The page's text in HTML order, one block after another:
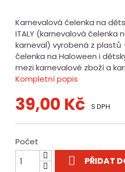
Karnevalová čelenka na
ITALY (karnevalová čelenka
karneval) vyrobená z plastů
čelenka na Haloween i
mezi karnevalové zboží a
Kompletní popis
39,00 Kč S DPH
Počet
 PŘIDAT